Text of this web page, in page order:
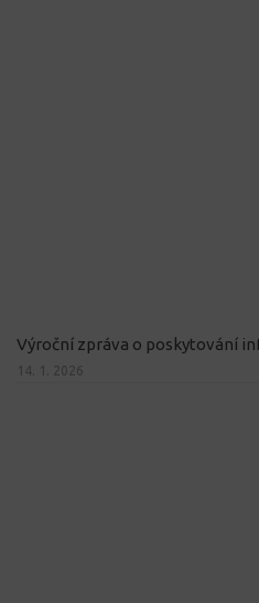
Výroční zpráva o poskytování
14. 1. 2026